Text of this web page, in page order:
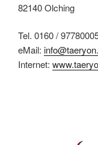
82140 Olching
Tel. 0160 /
eMail:
Internet: